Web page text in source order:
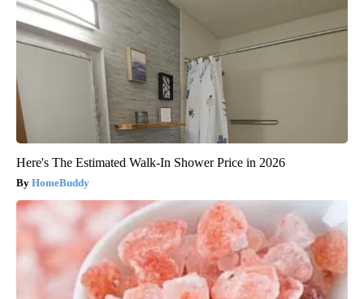
Here's The Estimated Walk-In Shower Price in 2026
HomeBuddy